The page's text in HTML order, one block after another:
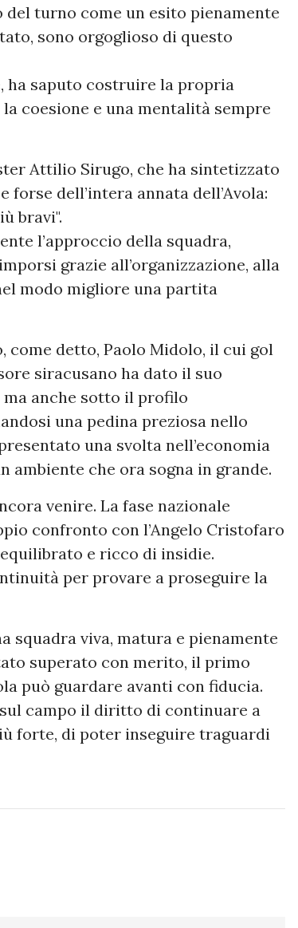
del turno come un esito pienamente
sono orgoglioso di questo
ha saputo costruire la propria
coesione e una mentalità sempre
Attilio Sirugo, che ha sintetizzato
forse dell’intera annata dell’Avola:
bravi".
l’approccio della squadra,
grazie all’organizzazione, alla
modo migliore una partita
come detto, Paolo Midolo, il cui gol
siracusano ha dato il suo
anche sotto il profilo
una pedina preziosa nello
una svolta nell’economia
ambiente che ora sogna in grande.
venire. La fase nazionale
confronto con l’Angelo Cristofaro
e ricco di insidie.
per provare a proseguire la
squadra viva, matura e pienamente
superato con merito, il primo
può guardare avanti con fiducia.
campo il diritto di continuare a
forte, di poter inseguire traguardi